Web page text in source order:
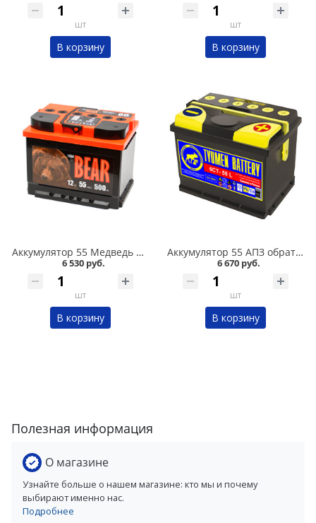
шт
В корзину
шт
В корзину
Аккумулятор 55 Медведь BatBEAR 520А в Омске
6 530 руб.
шт
В корзину
Аккумулятор 55 АПЗ обратная полярность 525А в Омске
6 670 руб.
шт
В корзину
Полезная информация
О магазине
Узнайте больше о нашем магазине: кто мы и почему
выбирают именно нас.
Подробнее